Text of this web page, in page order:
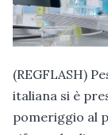
(REGFLASH)
italiana si è
pomeriggio al